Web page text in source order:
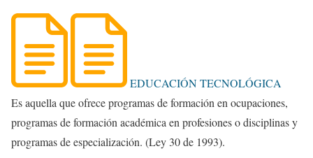
EDUCACIÓN TECNOLÓGICA
Es aquella que ofrece programas de formación en ocupaciones,
programas de formación académica en profesiones o disciplinas y
programas de especialización. (Ley 30 de 1993).